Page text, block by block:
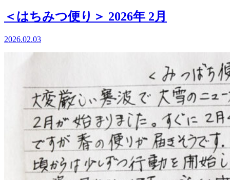
＜はちみつ便り＞ 2026年 2月
2026.02.03